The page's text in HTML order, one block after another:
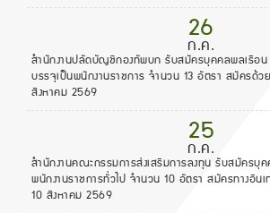
26
ก.ค.
สำนักงานปลัดบัญชีกองทัพบก รับสมัครบุคคลพลเรือน
บรรจุเป็นพนักงานราชการ จำนวน 13 อัตรา สมัครด้
สิงหาคม 2569
25
ก.ค.
สำนักงานคณะกรรมการส่งเสริมการลงทุน รับสมัครบุ
พนักงานราชการทั่วไป จำนวน 10 อัตรา สมัครทางอิน
10 สิงหาคม 2569